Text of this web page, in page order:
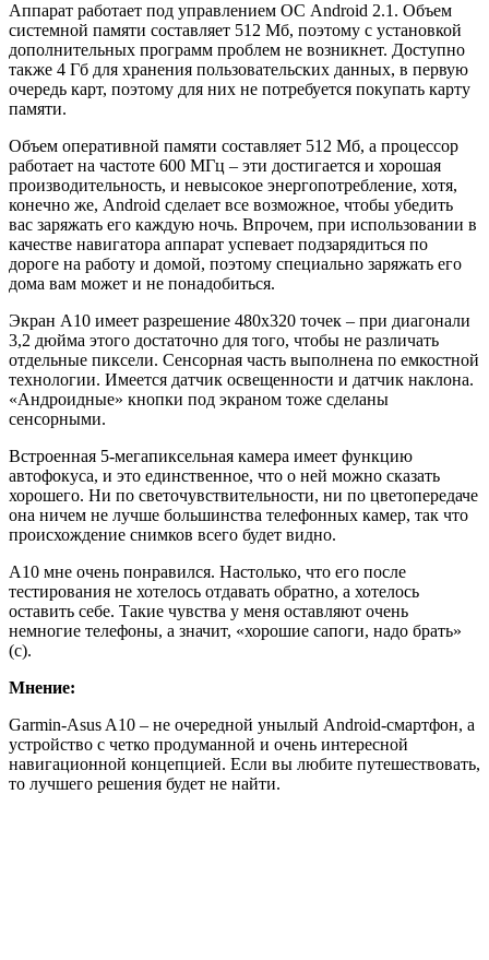
Аппарат работает под управлением ОС Android 2.1. Объем
системной памяти составляет 512 Мб, поэтому с установкой
дополнительных программ проблем не возникнет. Доступно
также 4 Гб для хранения пользовательских данных, в первую
очередь карт, поэтому для них не потребуется покупать карту
памяти.
Объем оперативной памяти составляет 512 Мб, а процессор
работает на частоте 600 МГц – эти достигается и хорошая
производительность, и невысокое энергопотребление, хотя,
конечно же, Android сделает все возможное, чтобы убедить
вас заряжать его каждую ночь. Впрочем, при использовании в
качестве навигатора аппарат успевает подзарядиться по
дороге на работу и домой, поэтому специально заряжать его
дома вам может и не понадобиться.
Экран А10 имеет разрешение 480х320 точек – при диагонали
3,2 дюйма этого достаточно для того, чтобы не различать
отдельные пиксели. Сенсорная часть выполнена по емкостной
технологии. Имеется датчик освещенности и датчик наклона.
«Андроидные» кнопки под экраном тоже сделаны
сенсорными.
Встроенная 5-мегапиксельная камера имеет функцию
автофокуса, и это единственное, что о ней можно сказать
хорошего. Ни по светочувствительности, ни по цветопередаче
она ничем не лучше большинства телефонных камер, так что
происхождение снимков всего будет видно.
A10 мне очень понравился. Настолько, что его после
тестирования не хотелось отдавать обратно, а хотелось
оставить себе. Такие чувства у меня оставляют очень
немногие телефоны, а значит, «хорошие сапоги, надо брать»
(с).
Мнение:
Garmin-Asus A10 – не очередной унылый Android-смартфон, а
устройство с четко продуманной и очень интересной
навигационной концепцией. Если вы любите путешествовать,
то лучшего решения будет не найти.